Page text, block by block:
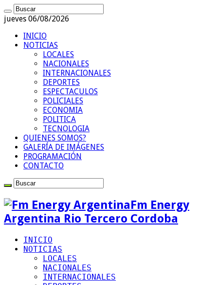
jueves 06/08/2026
INICIO
NOTICIAS
LOCALES
NACIONALES
INTERNACIONALES
DEPORTES
ESPECTACULOS
POLICIALES
ECONOMIA
POLITICA
TECNOLOGIA
QUIENES SOMOS?
GALERÍA DE IMÁGENES
PROGRAMACIÓN
CONTACTO
Fm Energy
Argentina Rio Tercero Cordoba
INICIO
NOTICIAS
LOCALES
NACIONALES
INTERNACIONALES